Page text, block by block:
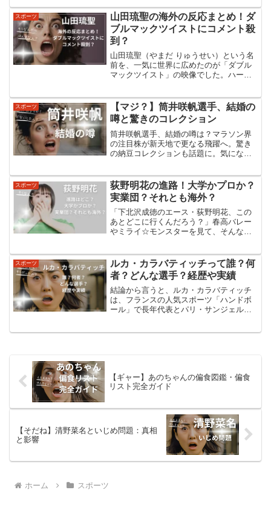
か？」「そもそもなぜスマホがダメなの
か？」を調べてみました。...
スポーツ
山田琉聖の海外の反応まとめ！ダ
ブルマックツイストにコメント殺
到？
山田琉聖（やまだ りゅうせい）という名
前を、一気に世界に広めたのが「ダブル
マックツイスト」の映像でした。ハーフ
りそうな顔”で決めてくる——そりゃ海外
でもコメント殺到し...
スポーツ
【マジ？】筒井咲帆選手、結婚の
噂と驚きのコレクション
筒井咲帆選手、結婚の噂は？マラソン界
の注目株が新天地で更なる飛躍へ。驚き
の納豆コレクションも話題に。気になる
筒井咲帆選手は、日本の女子長距離走界
で注目を集める若手選手の...
スポーツ
荻野明花の進路！大学かプロか？
実業団？それとも海外？
「下北沢成徳のエース・荻野明花、この
あとどこに行くんだろう？」春高バレー
やミライ☆モンスターを見て、そんなふ
らお伝えします。荻野明花選手の進路
は、すでに「SAGA久光スプ...
スポーツ
ルカ・カラバティッチって誰？何
者？どんな選手？経歴や実績
結論から言うと、ルカ・カラバティッチ
は、フランスの人気スポーツ「ハンドボ
ール」で長年代表とパリ・サンジェルマ
【ギャー】あのちゃんの偏食図鑑・偏食
リスト完全ガイド
【そだね】清野菜名といじめ問題：真相
と影響
ホーム スポーツ